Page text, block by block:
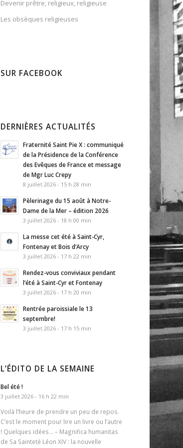
Devenir prêtre, religieux, religieuse
Les obsèques religieuses
SUR FACEBOOK
DERNIÈRES ACTUALITÉS
Fraternité Saint Pie X : communiqué
de la Présidence de la Conférence
des Evêques de France et message
de Mgr Luc Crepy
8 juillet 2026 - 15 h 28 min
Pèlerinage du 15 août à Notre-
Dame de la Mer – édition 2026
3 juillet 2026 - 18 h 00 min
La messe cet été à Saint-Cyr,
Fontenay et Bois d’Arcy
3 juillet 2026 - 17 h 22 min
Rendez-vous conviviaux pendant
l’été à Saint-Cyr et Fontenay
3 juillet 2026 - 17 h 20 min
Rentrée paroissiale le 13
septembre!
3 juillet 2026 - 17 h 15 min
L’ÉDITO DE LA SEMAINE
Bel été !
3 juillet 2026 - 16 h 22 min
Voilà l’heure de prendre un peu de repos.
C’est le moment pour lire un livre ou l’autre
! Quelques idées… – Magnifica humanitas
de Sa Sainteté Léon XIV : la nouvelle